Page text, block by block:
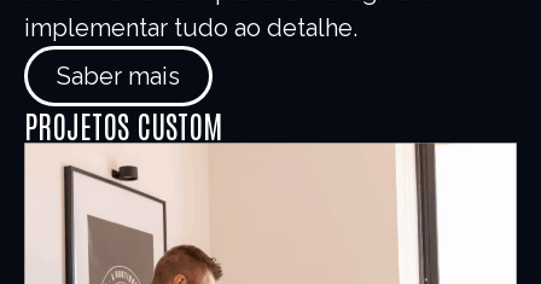
implementar tudo ao detalhe.
Saber mais
PROJETOS CUSTOM